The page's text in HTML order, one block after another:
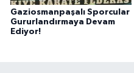
Gaziosmanpaşalı Sporcular
Gururlandırmaya Devam
Ediyor!